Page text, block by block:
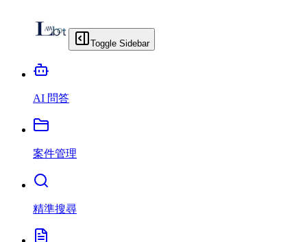
Toggle Sidebar
AI 問答
案件管理
精準搜尋